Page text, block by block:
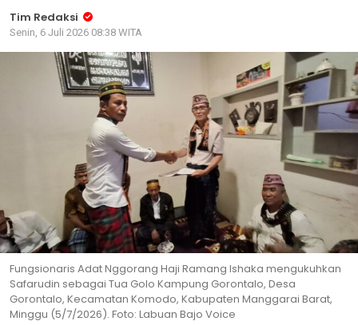
Tim Redaksi
Senin, 6 Juli 2026 08:38 WITA
Fungsionaris Adat Nggorang Haji Ramang Ishaka mengukuhkan
Safarudin sebagai Tua Golo Kampung Gorontalo, Desa
Gorontalo, Kecamatan Komodo, Kabupaten Manggarai Barat,
Minggu (5/7/2026). Foto: Labuan Bajo Voice